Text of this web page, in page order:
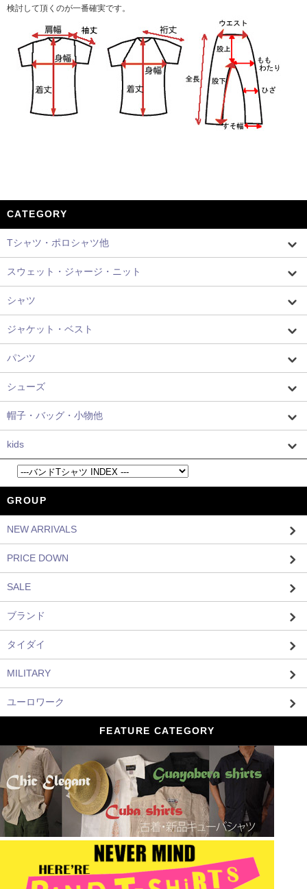
検討して頂くのが一番確実です。
CATEGORY
Tシャツ・ポロシャツ他
スウェット・ジャージ・ニット
シャツ
ジャケット・ベスト
パンツ
シューズ
帽子・バッグ・小物他
kids
GROUP
NEW ARRIVALS
PRICE DOWN
SALE
ブランド
タイダイ
MILITARY
ユーロワーク
FEATURE CATEGORY